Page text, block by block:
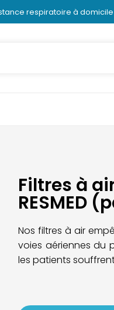
respiratoire à domicile
Filtres à
RESMED
Nos filtres à air
voies aériennes du
les patients